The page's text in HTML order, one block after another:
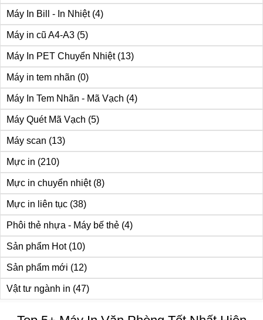
Máy In Bill - In Nhiệt (4)
Máy in cũ A4-A3 (5)
Máy In PET Chuyển Nhiệt (13)
Máy in tem nhãn (0)
Máy In Tem Nhãn - Mã Vạch (4)
Máy Quét Mã Vạch (5)
Máy scan (13)
Mực in (210)
Mực in chuyển nhiệt (8)
Mực in liên tục (38)
Phôi thẻ nhựa - Máy bế thẻ (4)
Sản phẩm Hot (10)
Sản phẩm mới (12)
Vật tư ngành in (47)